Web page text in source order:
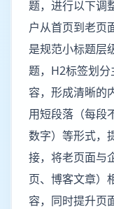
题，进行以下调
户从首页到老页
是规范小标题层
题，H2标签划
容，形成清晰的
用短段落（每段
数字）等形式，
接，将老页面与
页、博客文章）
容，同时提升页